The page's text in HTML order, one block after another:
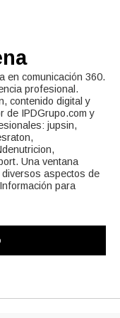
en comunicación 360.
profesional.
contenido digital y
de IPDGrupo.com y
jupsin,
Una ventana
aspectos de
para